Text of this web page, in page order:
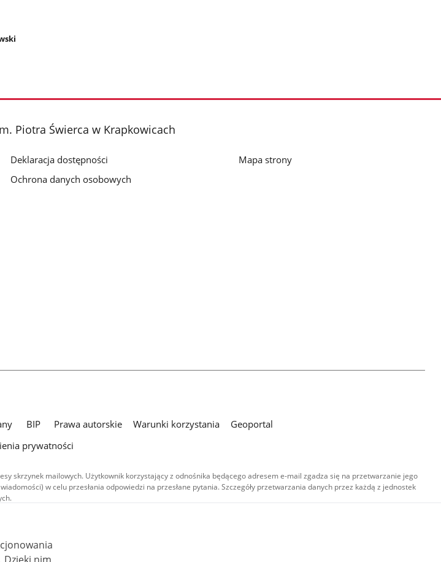
Piotra Świerca w Krapkowicach
Deklaracja dostępności
Ochrona danych osobowych
Mapa strony
BIP Prawa autorskie Warunki korzystania
Geoportal
prywatności
skrzynek mailowych. Użytkownik korzystający z odnośnika będącego adresem e-mail zgadza się na przetwarzanie jego
w celu przesłania odpowiedzi na przesłane pytania. Szczegóły przetwarzania danych przez każdą z jednostek
treści audiowizualnych), są
uznanie autorstwa - na tych samych
w tym zdjęcia, materiały audio i wideo,
uznanie autorstwa użycie niekomercyjne -
o ile nie jest to stwierdzone inaczej.